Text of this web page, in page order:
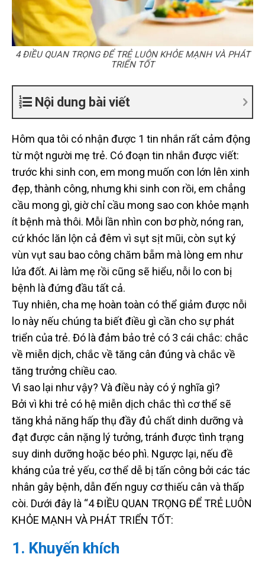
4 ĐIỀU QUAN TRỌNG ĐỂ TRẺ LUÔN KHỎE MẠNH VÀ PHÁT
TRIỂN TỐT
Nội dung bài viết
Hôm qua tôi có nhận được 1 tin nhắn rất cảm động
từ một người mẹ trẻ. Có đoạn tin nhắn được viết:
trước khi sinh con, em mong muốn con lớn lên xinh
đẹp, thành công, nhưng khi sinh con rồi, em chẳng
cầu mong gì, giờ chỉ cầu mong sao con khỏe mạnh
ít bệnh mà thôi. Mỗi lần nhìn con bơ phờ, nóng ran,
cứ khóc lăn lộn cả đêm vì sụt sịt mũi, còn sụt ký
vùn vụt sau bao công chăm bẵm mà lòng em như
lửa đốt. Ai làm mẹ rồi cũng sẽ hiểu, nỗi lo con bị
bệnh là đứng đầu tất cả.
Tuy nhiên, cha mẹ hoàn toàn có thể giảm được nỗi
lo này nếu chúng ta biết điều gì cần cho sự phát
triển của trẻ. Đó là đảm bảo trẻ có 3 cái chắc: chắc
về miễn dịch, chắc về tăng cân đúng và chắc về
tăng trưởng chiều cao.
Vì sao lại như vậy? Và điều này có ý nghĩa gì?
Bởi vì khi trẻ có hệ miễn dịch chắc thì cơ thể sẽ
tăng khả năng hấp thụ đầy đủ chất dinh dưỡng và
đạt được cân nặng lý tưởng, tránh được tình trạng
suy dinh dưỡng hoặc béo phì. Ngược lại, nếu đề
kháng của trẻ yếu, cơ thể dễ bị tấn công bởi các tác
nhân gây bệnh, dẫn đến nguy cơ thiếu cân và thấp
còi. Dưới đây là “4 ĐIỀU QUAN TRỌNG ĐỂ TRẺ LUÔN
KHỎE MẠNH VÀ PHÁT TRIỂN TỐT:
1. Khuyến khích